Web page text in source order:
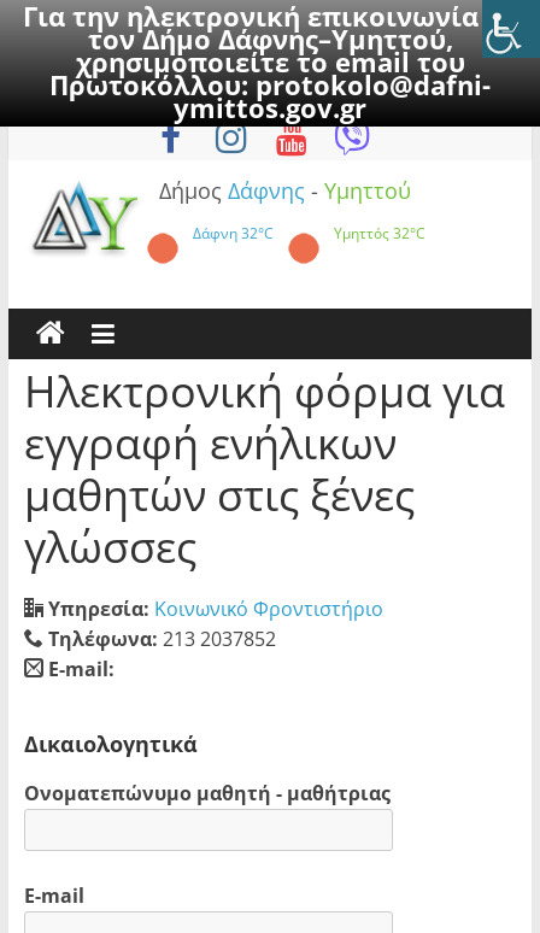
Για την ηλεκτρονική επικοινωνία με
τον Δήμο Δάφνης–Υμηττού,
χρησιμοποιείτε το email του
Πρωτοκόλλου:protokolo@dafni-
ymittos.gov.gr
to
Πέμπτη, 6 Αυγούστου 2026
Δήμος Δάφνης - Υμηττού
Δάφνη32°C Υμηττός32°C
Ηλεκτρονική φόρμα για
εγγραφή ενήλικων
μαθητών στις ξένες
γλώσσες
Υπηρεσία: Κοινωνικό Φροντιστήριο
Τηλέφωνα: 213 2037852
E-mail:
Δικαιολογητικά
Ονοματεπώνυμο μαθητή - μαθήτριας
E-mail